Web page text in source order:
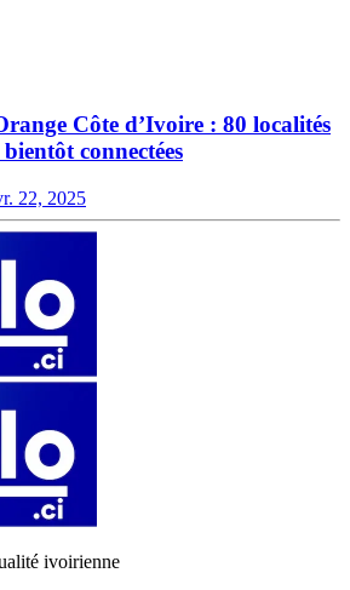
Côte d’Ivoire : 80 localités
connectées
22, 2025
ivoirienne